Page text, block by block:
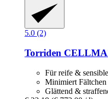
5.0 (2)
Torriden
Für reife &
Minimiert
Glättend &